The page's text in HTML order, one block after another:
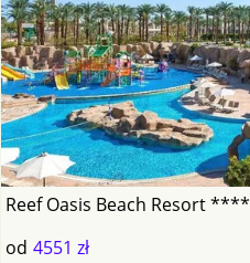
Reef Oasis Beach Resort ****
od 4551 zł